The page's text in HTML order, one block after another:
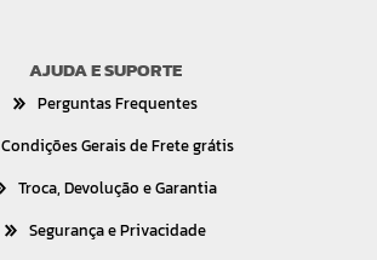
AJUDA E SUPORTE
Perguntas Frequentes
Condições Gerais de Frete grátis
Troca, Devolução e Garantia
Segurança e Privacidade